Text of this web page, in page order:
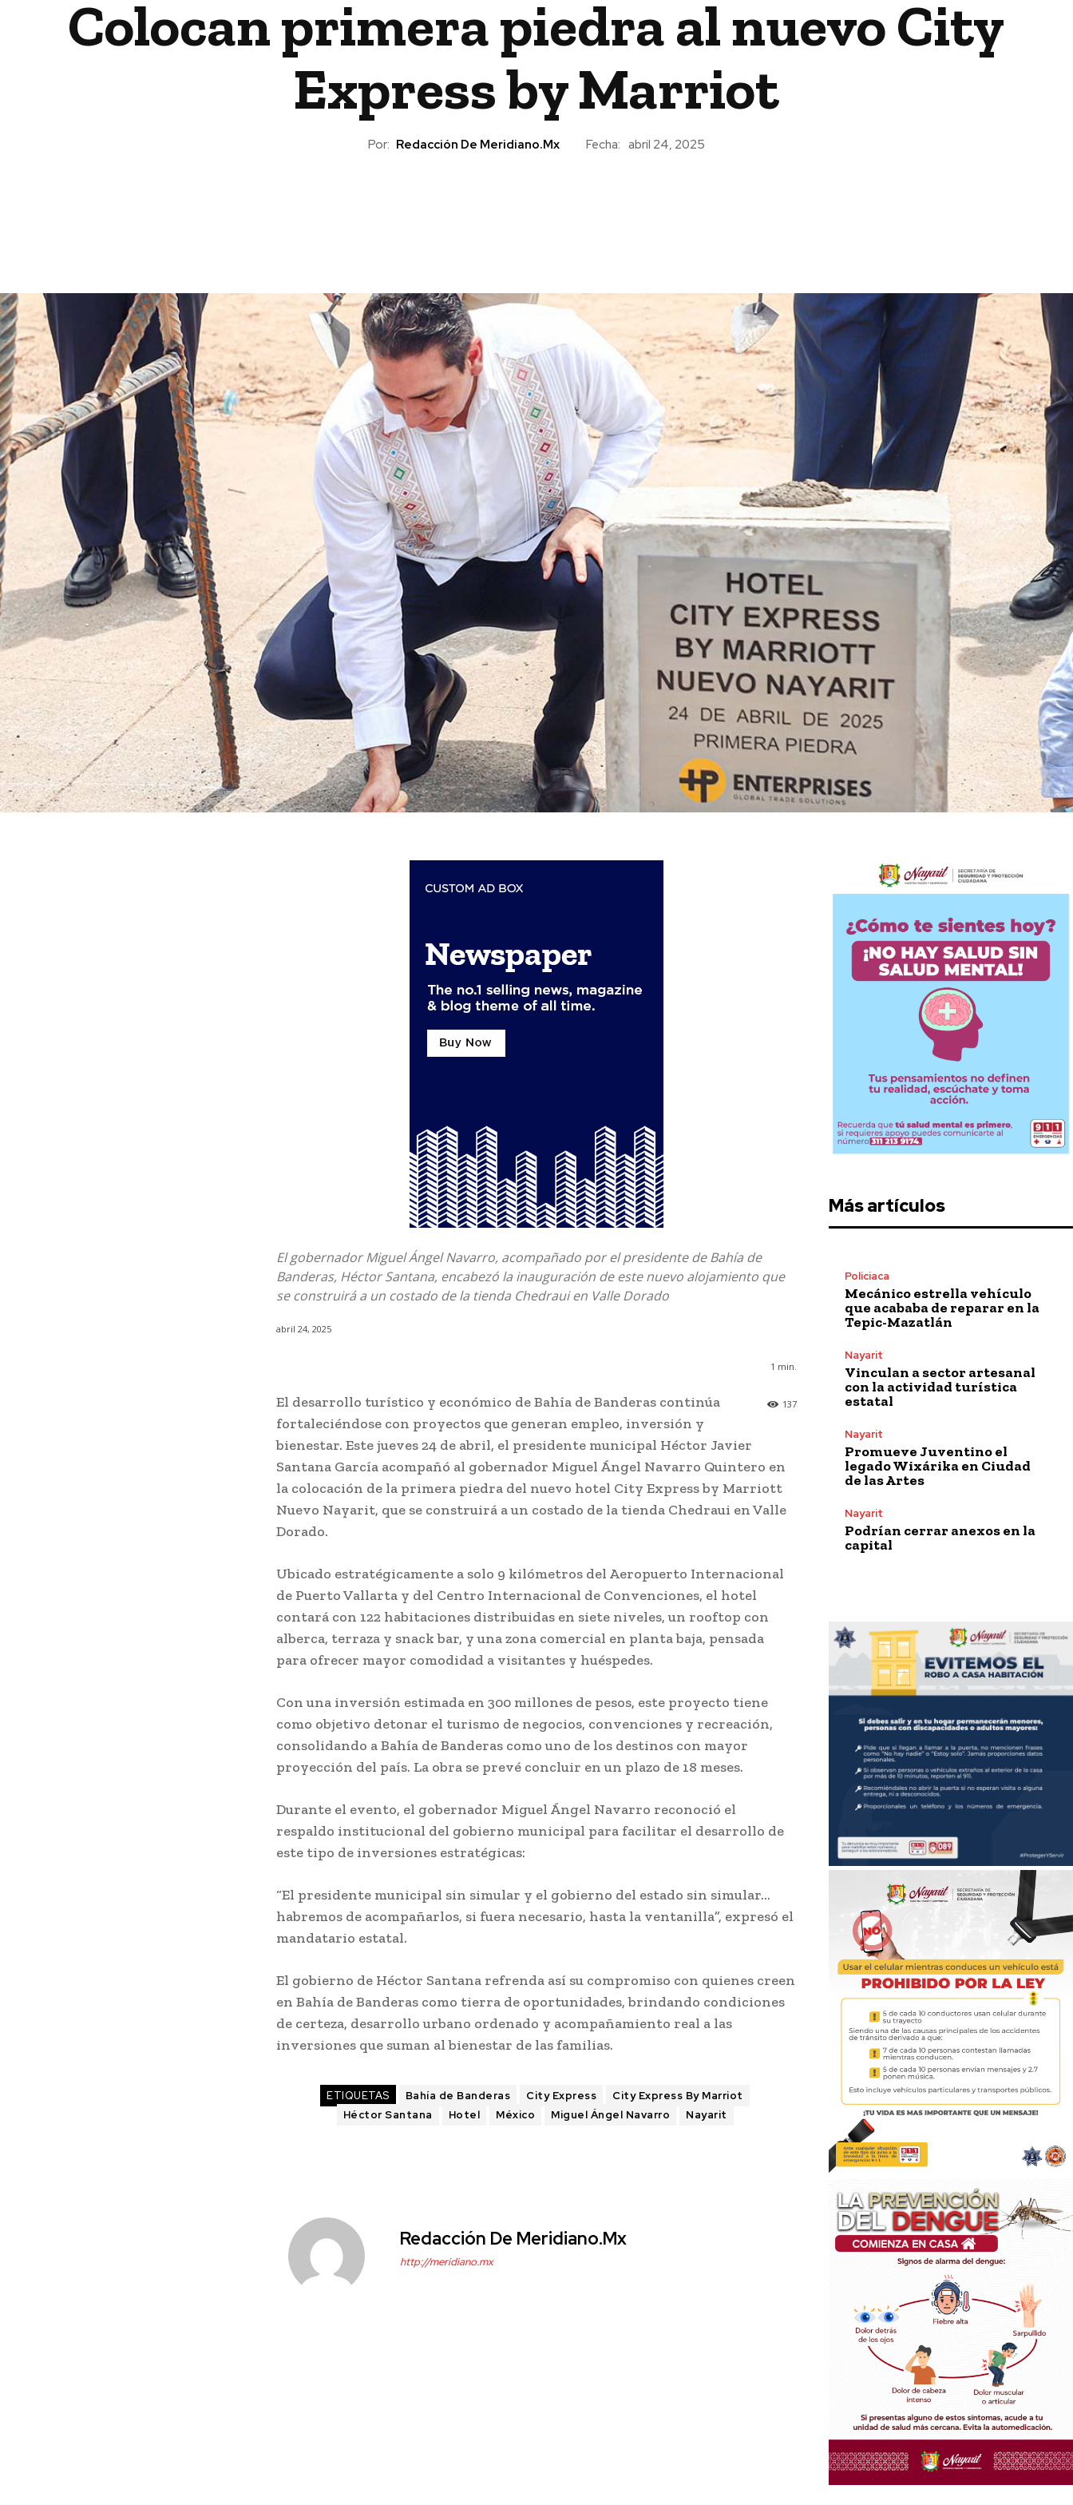
Colocan primera piedra al nuevo City
Express by Marriot
Por: Redacción De Meridiano.mx Fecha: abril 24, 2025
El gobernador Miguel Ángel Navarro, acompañado por el presidente de Bahía de
Banderas, Héctor Santana, encabezó la inauguración de este nuevo alojamiento que
se construirá a un costado de la tienda Chedraui en Valle Dorado
abril 24, 2025
1 min.
137
El desarrollo turístico y económico de Bahía de Banderas continúa
fortaleciéndose con proyectos que generan empleo, inversión y
bienestar. Este jueves 24 de abril, el presidente municipal Héctor Javier
Santana García acompañó al gobernador Miguel Ángel Navarro Quintero en
la colocación de la primera piedra del nuevo hotel City Express by Marriott
Nuevo Nayarit, que se construirá a un costado de la tienda Chedraui en Valle
Dorado.
Ubicado estratégicamente a solo 9 kilómetros del Aeropuerto Internacional
de Puerto Vallarta y del Centro Internacional de Convenciones, el hotel
contará con 122 habitaciones distribuidas en siete niveles, un rooftop con
alberca, terraza y snack bar, y una zona comercial en planta baja, pensada
para ofrecer mayor comodidad a visitantes y huéspedes.
Con una inversión estimada en 300 millones de pesos, este proyecto tiene
como objetivo detonar el turismo de negocios, convenciones y recreación,
consolidando a Bahía de Banderas como uno de los destinos con mayor
proyección del país. La obra se prevé concluir en un plazo de 18 meses.
Durante el evento, el gobernador Miguel Ángel Navarro reconoció el
respaldo institucional del gobierno municipal para facilitar el desarrollo de
este tipo de inversiones estratégicas:
“El presidente municipal sin simular y el gobierno del estado sin simular…
habremos de acompañarlos, si fuera necesario, hasta la ventanilla”, expresó el
mandatario estatal.
El gobierno de Héctor Santana refrenda así su compromiso con quienes creen
en Bahía de Banderas como tierra de oportunidades, brindando condiciones
de certeza, desarrollo urbano ordenado y acompañamiento real a las
inversiones que suman al bienestar de las familias.
ETIQUETAS Bahía de Banderas City Express
City Express By Marriot
Héctor Santana
Hotel México Miguel Ángel Navarro Nayarit
Redacción De Meridiano.mx
http://meridiano.mx
Más artículos
Policiaca
Mecánico estrella vehículo
que acababa de reparar en la
Tepic-Mazatlán
Nayarit
Vinculan a sector artesanal
con la actividad turística
estatal
Nayarit
Promueve Juventino el
legado Wixárika en Ciudad
de las Artes
Nayarit
Podrían cerrar anexos en la
capital